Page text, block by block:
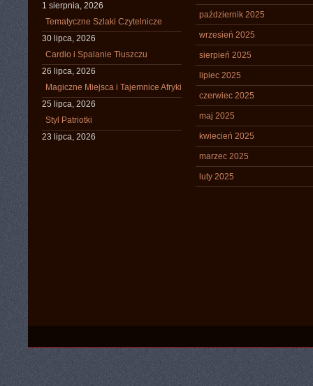
1 sierpnia, 2026
Tematyczne Szlaki Czytelnicze
30 lipca, 2026
Cardio i Spalanie Tłuszczu
26 lipca, 2026
Magiczne Miejsca i Tajemnice Afryki
25 lipca, 2026
Styl Patriotki
23 lipca, 2026
październik 2025
wrzesień 2025
sierpień 2025
lipiec 2025
czerwiec 2025
maj 2025
kwiecień 2025
marzec 2025
luty 2025